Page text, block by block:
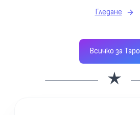
Гледане
Всичко за Таро